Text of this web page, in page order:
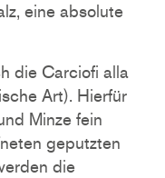
eine absolute
die Carciofi alla
Art). Hierfür
Minze fein
geputzten
die